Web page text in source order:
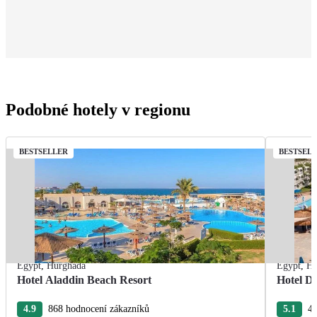
Podobné hotely v regionu
BESTSELLER
Egypt,Hurghada
Hotel Aladdin Beach Resort
4.9 868 hodnocení zákazníků
Egypt,
Hotel
5.1